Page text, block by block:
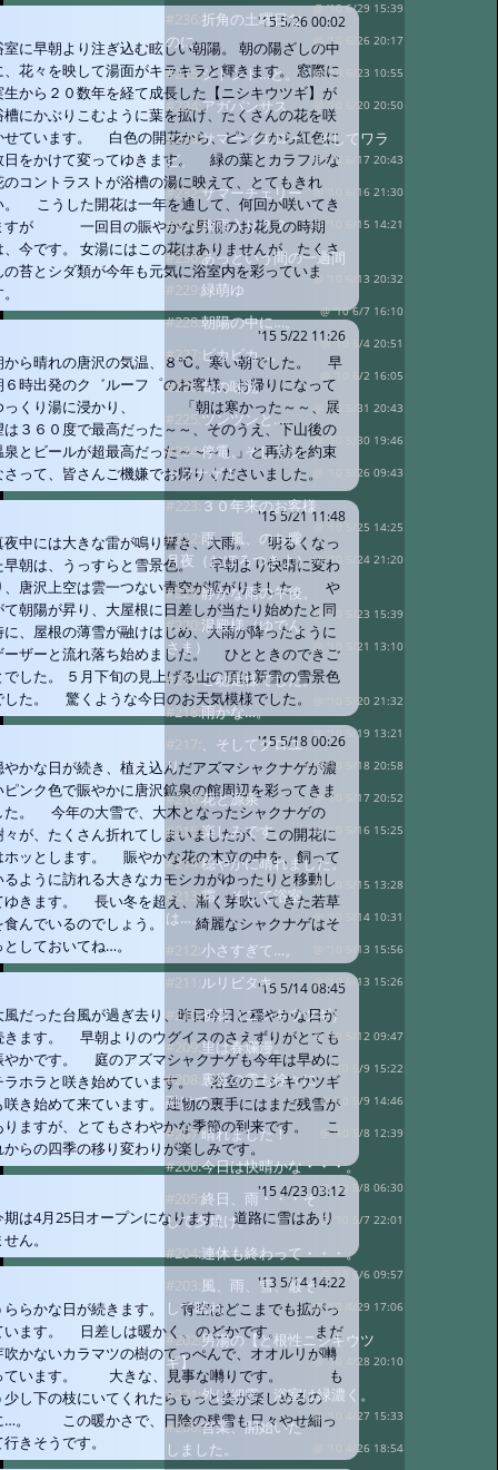
'15 5/26 00:02
室に早朝より注ぎ込む眩しい朝陽。 朝の陽ざしの中
、花々を映して湯面がキラキラと輝きます。 窓際に
生から２０数年を経て成長した【ニシキウツギ】が
槽にかぶりこむように葉を拡げ、たくさんの花を咲
せています。 白色の開花から、ピンクから紅色に
日をかけて変ってゆきます。 緑の葉とカラフルな
のコントラストが浴槽の湯に映えて、とてもきれ
。 こうした開花は一年を通して、何回か咲いてき
すが 一回目の賑やかな男湯のお花見の時期
、今です。 女湯にはこの花はありませんが、たくさ
の苔とシダ類が今年も元気に浴室内を彩っていま
'15 5/22 11:26
から晴れの唐沢の気温、８℃。寒い朝でした。 早
６時出発のク゛ルーフ゜のお客様、お帰りになって
っくり湯に浸かり、 「朝は寒かった～～、展
は３６０度で最高だった～～、そのうえ、下山後の
泉とビールが超最高だった～～～！」と再訪を約束
さって、皆さんご機嫌でお帰りくださいました。
'15 5/21 11:48
夜中には大きな雷が鳴り響き、大雨。 明るくなっ
早朝は、うっすらと雪景色。 早朝より快晴に変わ
、唐沢上空は雲一つない青空が拡がりました。 や
て朝陽が昇り、大屋根に日差しが当たり始めたと同
に、屋根の薄雪が融けはじめ、大雨が降ったように
ーザーと流れ落ち始めました。 ひとときのできご
でした。 ５月下旬の見上げる山の頂は新雪の雪景色
した。 驚くような今日のお天気模様でした。
'15 5/18 00:26
やかな日が続き、植え込んだアズマシャクナゲが濃
ピンク色で賑やかに唐沢鉱泉の館周辺を彩ってきま
た。 今年の大雪で、大木となったシャクナゲの
々が、たくさん折れてしまいましたが、この開花に
ホッとします。 賑やかな花の木立の中を、飼って
るように訪れる大きなカモシカがゆったりと移動し
ゆきます。 長い冬を超え、漸く芽吹いてきた若草
食んでいるのでしょう。 綺麗なシャクナゲはそ
としておいてね…。
'15 5/14 08:45
風だった台風が過ぎ去り、昨日今日と穏やかな日が
きます。 早朝よりのウグイスのさえずりがとても
やかです。 庭のアズマシャクナゲも今年は早めに
ラホラと咲き始めています。 浴室のニシキウツギ
咲き始めて来ています。 建物の裏手にはまだ残雪が
りますが、とてもさわやかな季節の到来です。 こ
からの四季の移り変わりが楽しみです。
'15 4/23 03:12
期は4月25日オープンになります。 道路に雪はあり
ん。
'13 5/14 14:22
ららかな日が続きます。 青空はどこまでも拡がっ
います。 日差しは暖かく、のどかです。 まだ
吹かないカラマツの樹のてっぺんで、オオルリが囀
ています。 大きな、見事な囀りです。 も
少し下の枝にいてくれたらもっと姿が楽しめるの
…。 この暖かさで、日陰の残雪も日々やせ細っ
きそうです。
@ '10 6/29 15:39
#236:折角の土曜日な
のに…。
@ '10 6/26 20:17
#235:シトシト…と。 @ '10 6/23 10:55
#234:アガパンサス @ '10 6/20 20:50
#233:サマーイエロー、そしてワラ
ビ。
@ '10 6/17 20:43
#232:サマーチェリー @ '10 6/16 21:30
#231:梅雨入り？？ @ '10 6/15 14:21
#230:あっという間の一週間
@ '10 6/13 20:32
#229:緑萌ゆ
@ '10 6/7 16:10
#228:朝陽の中に…。
@ '10 6/4 20:51
#227:ピカピカ…。
@ '10 6/2 16:05
#226:旬の味覚
@ '10 5/31 20:43
#225:ツンツンと…。
@ '10 5/30 19:46
#224:停電、そしてシ
ャクナゲ！
@ '10 5/26 09:43
#223:３０年来のお客様
@ '10 5/25 14:25
#222:雨、風、のち朧
月夜（おぼろつきよ） @ '10 5/24 21:20
#221:静かな雨の午後。
@ '10 5/23 15:39
#220:湯殿様（ゆでん
さま）
@ '10 5/21 13:10
#219:ご馳走様でした。
@ '10 5/20 21:32
#218:雨かな…。
@ '10 5/19 13:21
#217:、そしてクロユ
リ
@ '10 5/18 20:58
#216:花と源泉 @ '10 5/17 20:52
#215:楽しみです。 @ '10 5/16 15:25
#214:穏やかに晴れました。
@ '10 5/15 13:28
#213:霜、そして浴室
は…。
@ '10 5/14 10:31
#212:小さすぎて…。 @ '10 5/13 15:56
#211:ルリビタキ @ '10 5/13 15:26
#210:初花（ニシキウツギ）
@ '10 5/12 09:47
#209:里は春爛漫。
@ '10 5/9 15:22
#208:裏庭の雪も徐々に
融けて…。
@ '10 5/9 14:46
#207:晴れました！ @ '10 5/8 12:39
#206:今日は快晴かな・・・。
@ '10 5/8 06:30
#205:終日、雨・・・そ
して夕焼け。
@ '10 5/7 22:01
#204:連休も終わって・・・。
@ '10 5/6 09:57
#203:風、雨、雪、霰そ
して晴れ
@ '10 4/29 17:06
#202:男湯の【ど根性ニシキウツ
ギ】
@ '10 4/28 20:10
#201:外は細雪、浴室は緑濃く。
@ '10 4/27 15:33
#200:営業、開始いた
しました。
@ '10 4/26 18:54